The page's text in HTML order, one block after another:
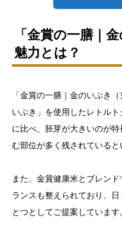
「金賞の一膳｜
魅力とは？
「金賞の一膳｜金のいぶき
いぶき」を使用したレトル
に比べ、胚芽が大きいのが
む部位が多く残されていると
また、金賞健康米とブレン
ランスも整えられており、
とつとしてご提案しています